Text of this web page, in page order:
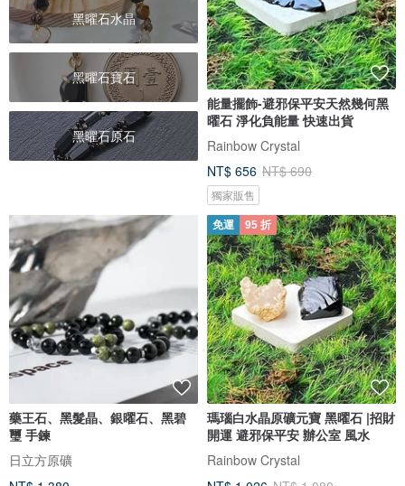
黑曜石水晶
黑曜石寶石
黑曜石原石
能量擺飾-避邪保平安天然幾何黑
曜石 淨化負能量 快速出貨
Rainbow Crystal
NT$ 656 NT$ 690
獨家販售
藥王石、黑髮晶、銀曜石、黑碧
璽 手鍊
日立方原礦
免運 95 折
瑪瑙白水晶原礦元寶 黑曜石 |招財
開運 避邪保平安 辦公室 風水
Rainbow Crystal